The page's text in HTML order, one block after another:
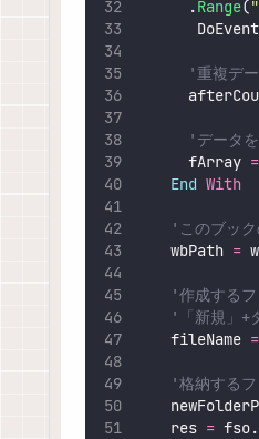
      .
Range("
'重複デ
'データ
      fArray
=
End With
'このブック
    wbPath
=
'作成する
'「新規」+
    fileName
=
'格納する
    res
= fso.